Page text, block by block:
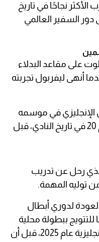
الأكثر نجاحًا في تاريخ
السفير العالمي
على مقاعد البدلاء
أنهى ليفربول تجربته
الإنجليزي في موسمه
الأول 2024-2025، وهو اللقب رقم 20 في تاريخ النادي، قبل
الذي رحل عن تدريب
توليه المهمة.
لدوري أبطال
أنهى انتظارًا دام 70 عامًا للتتويج ببطولة محلية
كبرى بعدما حصد كأس الرابطة الإنجليزية عام 2025، قبل أن